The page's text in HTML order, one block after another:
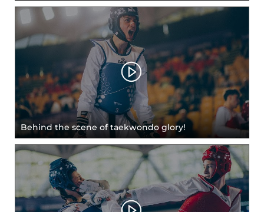
Behind the scene of taekwondo glory!